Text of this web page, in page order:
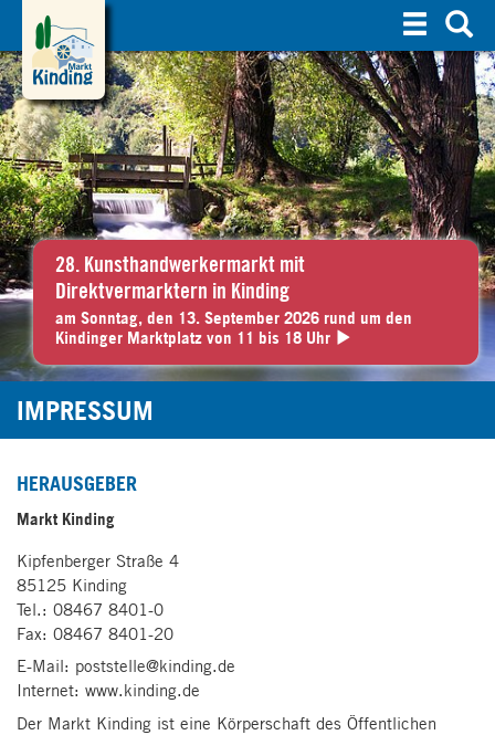
u
c
h
e
28. Kunsthandwerkermarkt mit
Direktvermarktern in Kinding
am Sonntag, den 13. September 2026 rund um den
Kindinger Marktplatz von 11 bis 18 Uhr
IMPRESSUM
HERAUSGEBER
Markt Kinding
Kipfenberger Straße 4
85125 Kinding
Tel.: 08467 8401-0
Fax: 08467 8401-20
E-Mail: poststelle@kinding.de
Internet: www.kinding.de
Der Markt Kinding ist eine Körperschaft des Öffentlichen